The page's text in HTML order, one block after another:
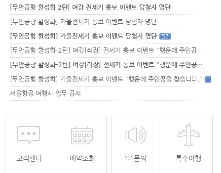
[무안공항 활성화 2탄] 여강 전세기 홍보 이벤트 당첨자 명단
[무안공항 활성화] 가을전세기 홍보 이벤트 당첨자 명단
[무안공항 활성화] 가을전세기 홍보 이벤트 당첨자 명단
57
[무안공항 활성화-2탄] 여강[리장] 전세기 홍보 이벤트 "행운에 주인공…
[무안공항 활성화-2탄] 여강[리장] 전세기 홍보 이벤트 "행운에 주인공…
[무안공항 활성화] 가을전세기 홍보 이벤트 "행운에 주인공을 찾습니다."33
서울항공 여행사 업무 공지
고객센터 예약조회 1:1문의 특수여행